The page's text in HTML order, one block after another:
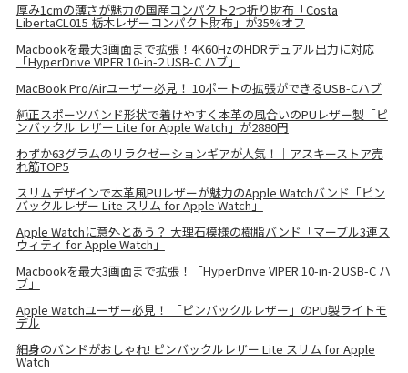
厚み1cmの薄さが魅力の国産コンパクト2つ折り財布「Costa
LibertaCL015 栃木レザーコンパクト財布」が35%オフ
Macbookを最大3画面まで拡張！4K60HzのHDRデュアル出力に対応
「HyperDrive VIPER 10-in-2 USB-C ハブ」
MacBook Pro/Airユーザー必見！ 10ポートの拡張ができるUSB-Cハブ
純正スポーツバンド形状で着けやすく本革の風合いのPUレザー製「ピ
ンバックル レザー Lite for Apple Watch」が2880円
わずか63グラムのリラクゼーションギアが人気！｜アスキーストア売
れ筋TOP5
スリムデザインで本革風PUレザーが魅力のApple Watchバンド「ピン
バックルレザー Lite スリム for Apple Watch」
Apple Watchに意外とあう？ 大理石模様の樹脂バンド「マーブル3連ス
ウィティ for Apple Watch」
Macbookを最大3画面まで拡張！「HyperDrive VIPER 10-in-2 USB-C ハ
ブ」
Apple Watchユーザー必見！ 「ピンバックルレザー」のPU製ライトモ
デル
細身のバンドがおしゃれ! ピンバックルレザー Lite スリム for Apple
Watch